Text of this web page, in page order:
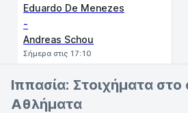
Eduardo De Menezes
-
Andreas Schou
Σήμερα στις 17:10
Ιππασία: Στοιχήματα
Αθλήματα